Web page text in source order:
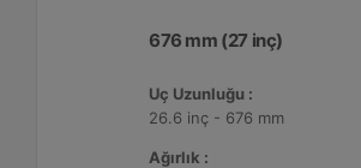
676 mm (27 inç)
Uç Uzunluğu :
26.6 inç - 676 mm
Ağırlık :